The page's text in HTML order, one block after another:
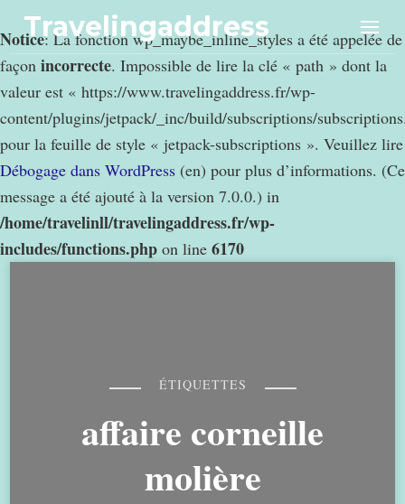
Notice: La fonction wp_maybe_inline_styles a été appelée de
façon incorrecte. Impossible de lire la clé « path » dont la
valeur est « https://www.travelingaddress.fr/wp-
content/plugins/jetpack/_inc/build/subscriptions/
pour la feuille de style « jetpack-subscriptions ». Veuillez lire
Débogage dans WordPress (en) pour plus d’informations. (Ce
message a été ajouté à la version 7.0.0.) in
/home/travelinll/travelingaddress.fr/wp-
includes/functions.php on line 6170
Travelingaddress
ÉTIQUETTES
affaire corneille
molière